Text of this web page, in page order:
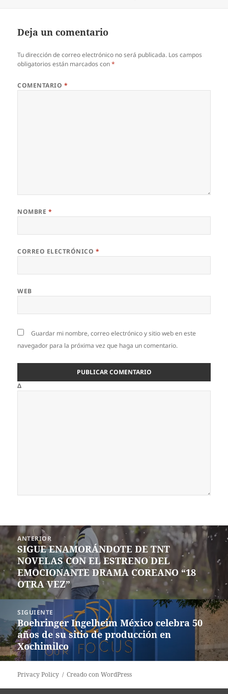
Deja un comentario
Tu dirección de correo electrónico no será publicada. Los campos
obligatorios están marcados con*
COMENTARIO *
NOMBRE *
CORREO ELECTRÓNICO *
WEB
Guardar mi nombre, correo electrónico y sitio web en este
navegador para la próxima vez que haga un comentario.
Δ
Navegación
de
entradas
ANTERIOR
Entrada
anterior:
SIGUE ENAMORÁNDOTE DE TNT
NOVELAS CON EL ESTRENO DEL
EMOCIONANTE DRAMA COREANO “18
OTRA VEZ”
SIGUIENTE
Siguiente
entrada:
Boehringer Ingelheim México celebra 50
años de su sitio de producción en
Xochimilco
Privacy Policy Creado con WordPress